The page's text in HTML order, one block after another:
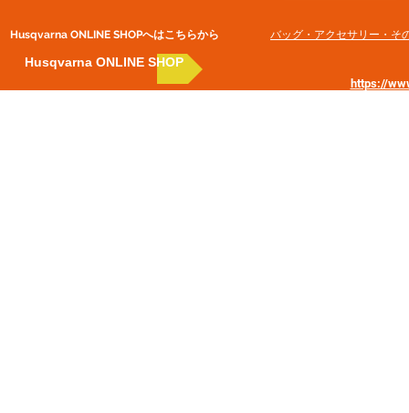
Husqvarna ONLINE SHOP​へはこちらから
Husqvarna ONLINE SHOP
バッグ・アクセサリー・そ
https://